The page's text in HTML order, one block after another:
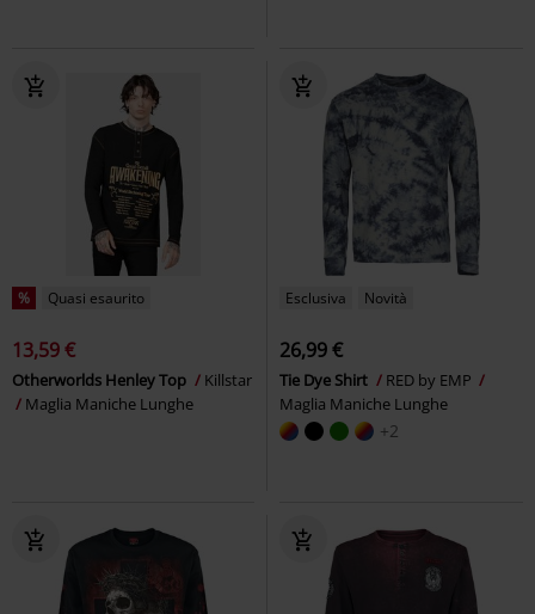
% Quasi esaurito
13,59 €
Otherworlds Henley Top
Killstar
Maglia Maniche Lunghe
Esclusiva Novità
26,99 €
Tie Dye Shirt
RED by EMP
Maglia Maniche Lunghe
+2